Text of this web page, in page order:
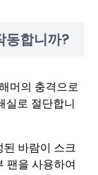
동합니까?
머의 충격으로
실로 절단합니
바람이 스크
팬을 사용하여